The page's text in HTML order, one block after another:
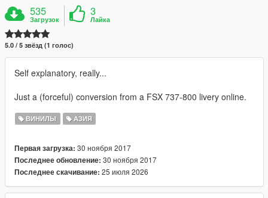
535
Загрузок
3
Лайка
5.0 / 5 звёзд (1 голос)
Self explanatory, really...
Just a (forceful) conversion from a FSX 737-800 livery online.
ВИНИЛЫ АЗИЯ
Первая загрузка: 30 ноября 2017
Последнее обновление: 30 ноября 2017
Последнее скачивание: 25 июля 2026